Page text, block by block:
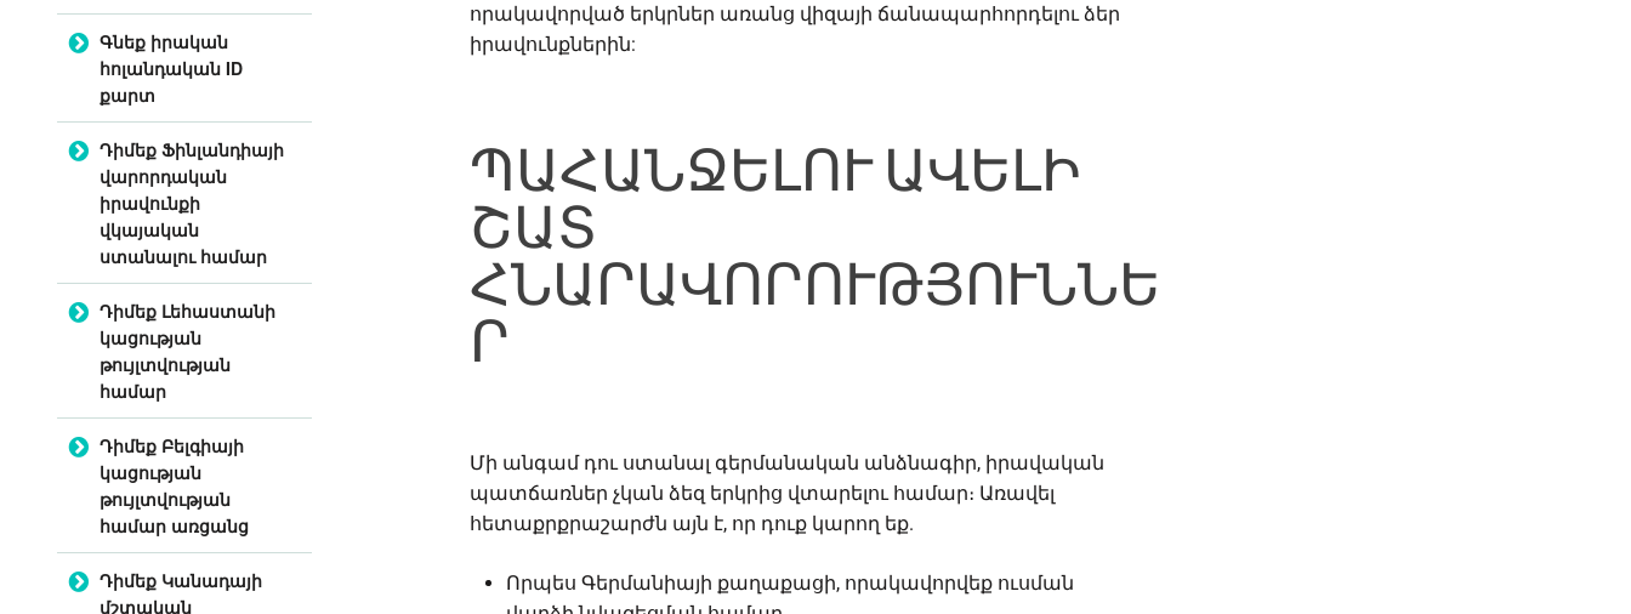
որակավորված երկրներ առանց վիզայի ճանապարհորդելու ձեր
իրավունքներին:
ՊԱՀԱՆՋԵԼՈՒ ԱՎԵԼԻ
ՇԱՏ
ՀՆԱՐԱՎՈՐՈՒԹՅՈՒՆՆԵ
Ր
Մի անգամ դու ստանալ գերմանական անձնագիր, իրավական
պատճառներ չկան ձեզ երկրից վտարելու համար։ Առավել
հետաքրքրաշարժն այն է, որ դուք կարող եք.
Որպես Գերմանիայի քաղաքացի, որակավորվեք ուսման
Գնեք իրական
հոլանդական ID
քարտ
Դիմեք Ֆինլանդիայի
վարորդական
իրավունքի
վկայական
ստանալու համար
Դիմեք Լեհաստանի
կացության
թույլտվության
համար
Դիմեք Բելգիայի
կացության
թույլտվության
համար առցանց
Դիմեք Կանադայի
մշտական